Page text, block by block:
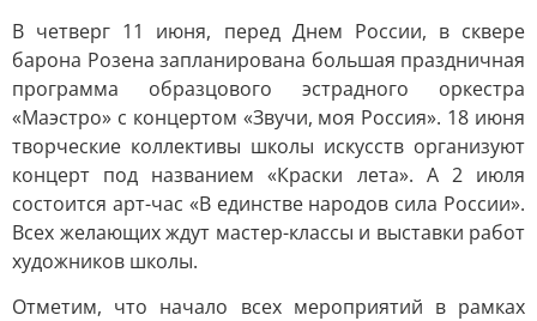
В четверг 11 июня, перед Днем России, в сквере
барона Розена запланирована большая праздничная
программа образцового эстрадного оркестра
«Маэстро» с концертом «Звучи, моя Россия». 18 июня
творческие коллективы школы искусств организуют
концерт под названием «Краски лета». А 2 июля
состоится арт-час «В единстве народов сила России».
Всех желающих ждут мастер-классы и выставки работ
художников школы.
Отметим, что начало всех мероприятий в рамках